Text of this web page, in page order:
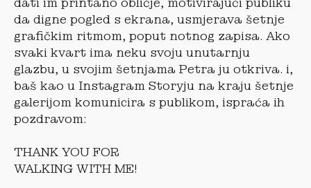
dati im printano obličje, motivirajući publiku
da digne pogled s ekrana, usmjerava šetnje
grafičkim ritmom, poput notnog zapisa. Ako
svaki kvart ima neku svoju unutarnju
glazbu, u svojim šetnjama Petra ju otkriva. i,
baš kao u Instagram Storyju na kraju šetnje
galerijom komunicira s publikom, ispraća ih
pozdravom:
THANK YOU FOR
WALKING WITH ME!